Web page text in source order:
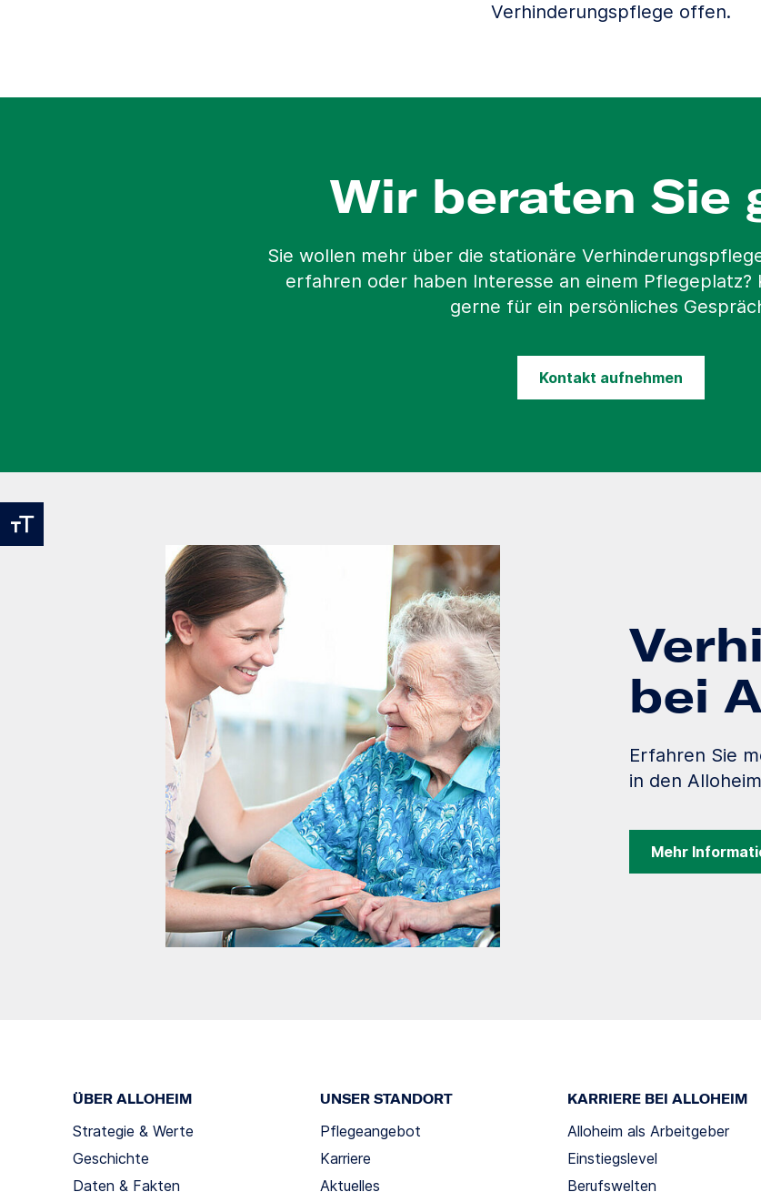
Verhinderungspflege offen.
Wir beraten Sie
Sie wollen mehr über die stationäre
erfahren oder haben Interesse an einem Pflegeplatz?
gerne für ein persönliches
Kontakt aufnehmen
bei
Erfahren Sie
in den
Mehr
ÜBER ALLOHEIM
Strategie & Werte
Geschichte
Daten & Fakten
UNSER STANDORT
Pflegeangebot
Karriere
Aktuelles
KARRIERE BEI ALLOHEIM
Alloheim als Arbeitgeber
Einstiegslevel
Berufswelten